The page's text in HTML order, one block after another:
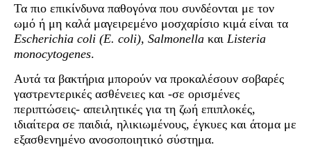
Τα πιο επικίνδυνα παθογόνα που συνδέονται με τον
ωμό ή μη καλά μαγειρεμένο μοσχαρίσιο κιμά είναι τα
Escherichia coli (E. coli), Salmonella και Listeria
monocytogenes.
Αυτά τα βακτήρια μπορούν να προκαλέσουν σοβαρές
γαστρεντερικές ασθένειες και -σε ορισμένες
περιπτώσεις- απειλητικές για τη ζωή επιπλοκές,
ιδιαίτερα σε παιδιά, ηλικιωμένους, έγκυες και άτομα με
εξασθενημένο ανοσοποιητικό σύστημα.